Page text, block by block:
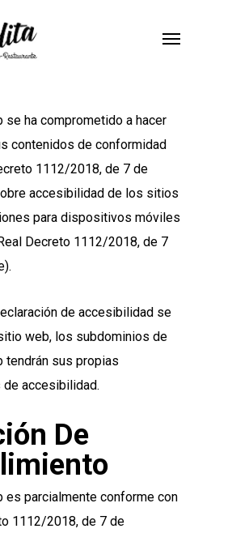
se ha comprometido a hacer
contenidos de conformidad
1112/2018, de 7 de
accesibilidad de los sitios
para dispositivos móviles
Decreto 1112/2018, de 7
de accesibilidad se
web, los subdominios de
sus propias
accesibilidad.
De
es parcialmente conforme con
1112/2018, de 7 de